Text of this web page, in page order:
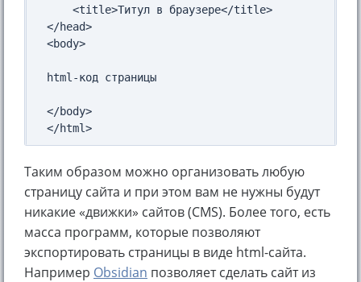
</head>
<body>
html-код страницы
</body>
Таким образом можно организовать любую
страницу сайта и при этом вам не нужны будут
никакие «движки» сайтов (CMS). Более того, есть
масса программ, которые позволяют
экспортировать страницы в виде html-сайта.
Например Obsidian позволяет сделать сайт из